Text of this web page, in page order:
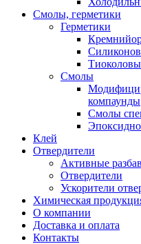
Смолы, герметики
Герметики
Смолы
компаунды
Смолы
Клей
Отвердители
Активные
Отвердители
Ускорители
Химическая
О компании
Доставка и оплата
Контакты